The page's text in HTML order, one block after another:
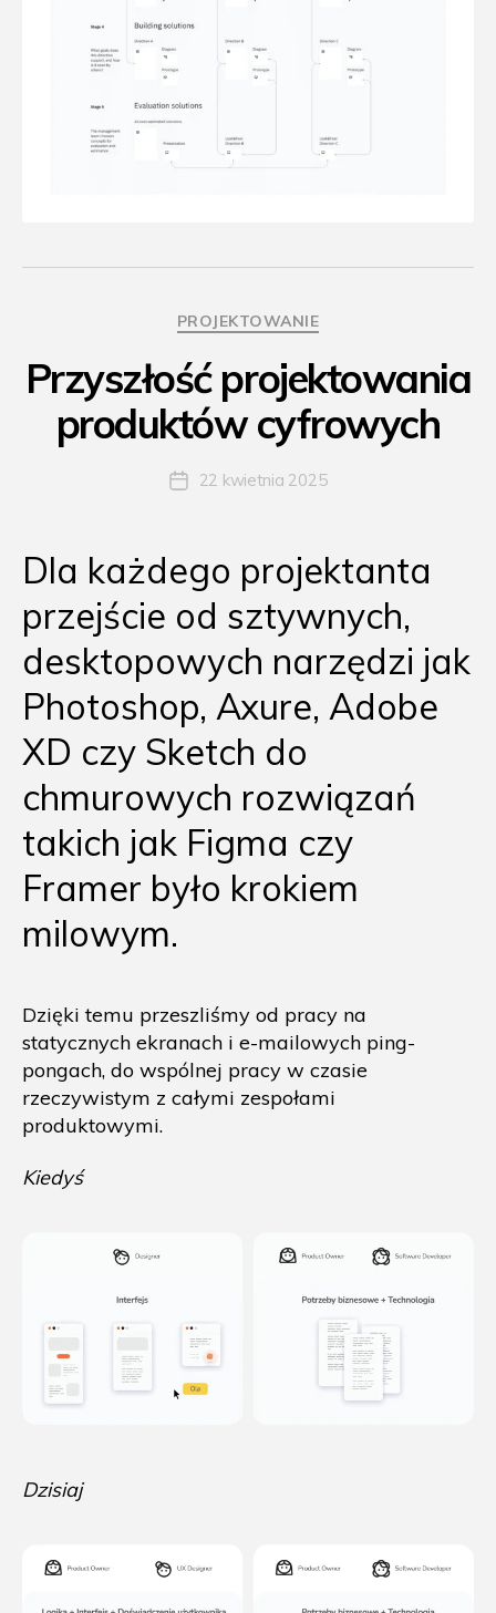
Kategorie
PROJEKTOWANIE
Przyszłość projektowania
produktów cyfrowych
Data22 kwietnia 2025
Dla każdego projektanta
przejście od sztywnych,
desktopowych narzędzi jak
Photoshop, Axure, Adobe
XD czy Sketch do
chmurowych rozwiązań
takich jak Figma czy
Framer było krokiem
milowym.
Dzięki temu przeszliśmy od pracy na
statycznych ekranach i e-mailowych ping-
pongach, do wspólnej pracy w czasie
rzeczywistym z całymi zespołami
produktowymi.
Kiedyś
Dzisiaj